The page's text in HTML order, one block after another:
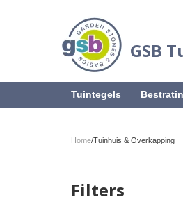
GSB
Tuintegels
Home/Tuinhuis & Overkapping
Filters